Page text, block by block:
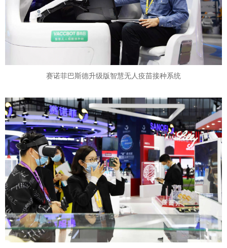
赛诺菲巴斯德升级版智慧无人疫苗接种系统